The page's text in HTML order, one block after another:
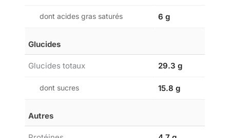
dont acides gras saturés 6 g
Glucides
Glucides totaux 29.3 g
dont sucres 15.8 g
Autres